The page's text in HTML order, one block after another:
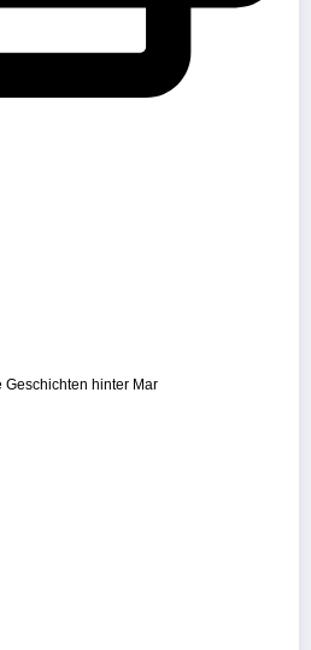
Geschichten hinter Mar